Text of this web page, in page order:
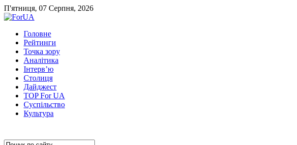
П'ятниця, 07 Серпня, 2026
Головне
Рейтинги
Точка зору
Аналітика
Інтерв’ю
Столиця
Дайджест
TOP For UA
Суспiльство
Культура